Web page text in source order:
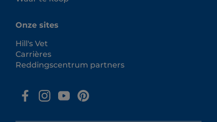
Onze sites
Hill's Vet
Carrières
Reddingscentrum partners